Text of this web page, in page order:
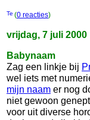
(0 reacties)
vrijdag, 7 juli 2000
Babynaam
Zag een linkje bij
wel iets met
mijn naam er nog
niet gewoon
voor uit diverse